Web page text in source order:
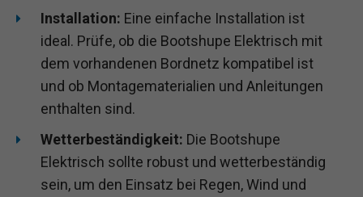
Installation: Eine einfache Installation ist
ideal. Prüfe, ob die Bootshupe Elektrisch mit
dem vorhandenen Bordnetz kompatibel ist
und ob Montagematerialien und Anleitungen
enthalten sind.
Wetterbeständigkeit: Die Bootshupe
Elektrisch sollte robust und wetterbeständig
sein, um den Einsatz bei Regen, Wind und